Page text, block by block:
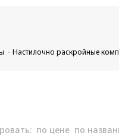
Настилочно раскройные
по цене по